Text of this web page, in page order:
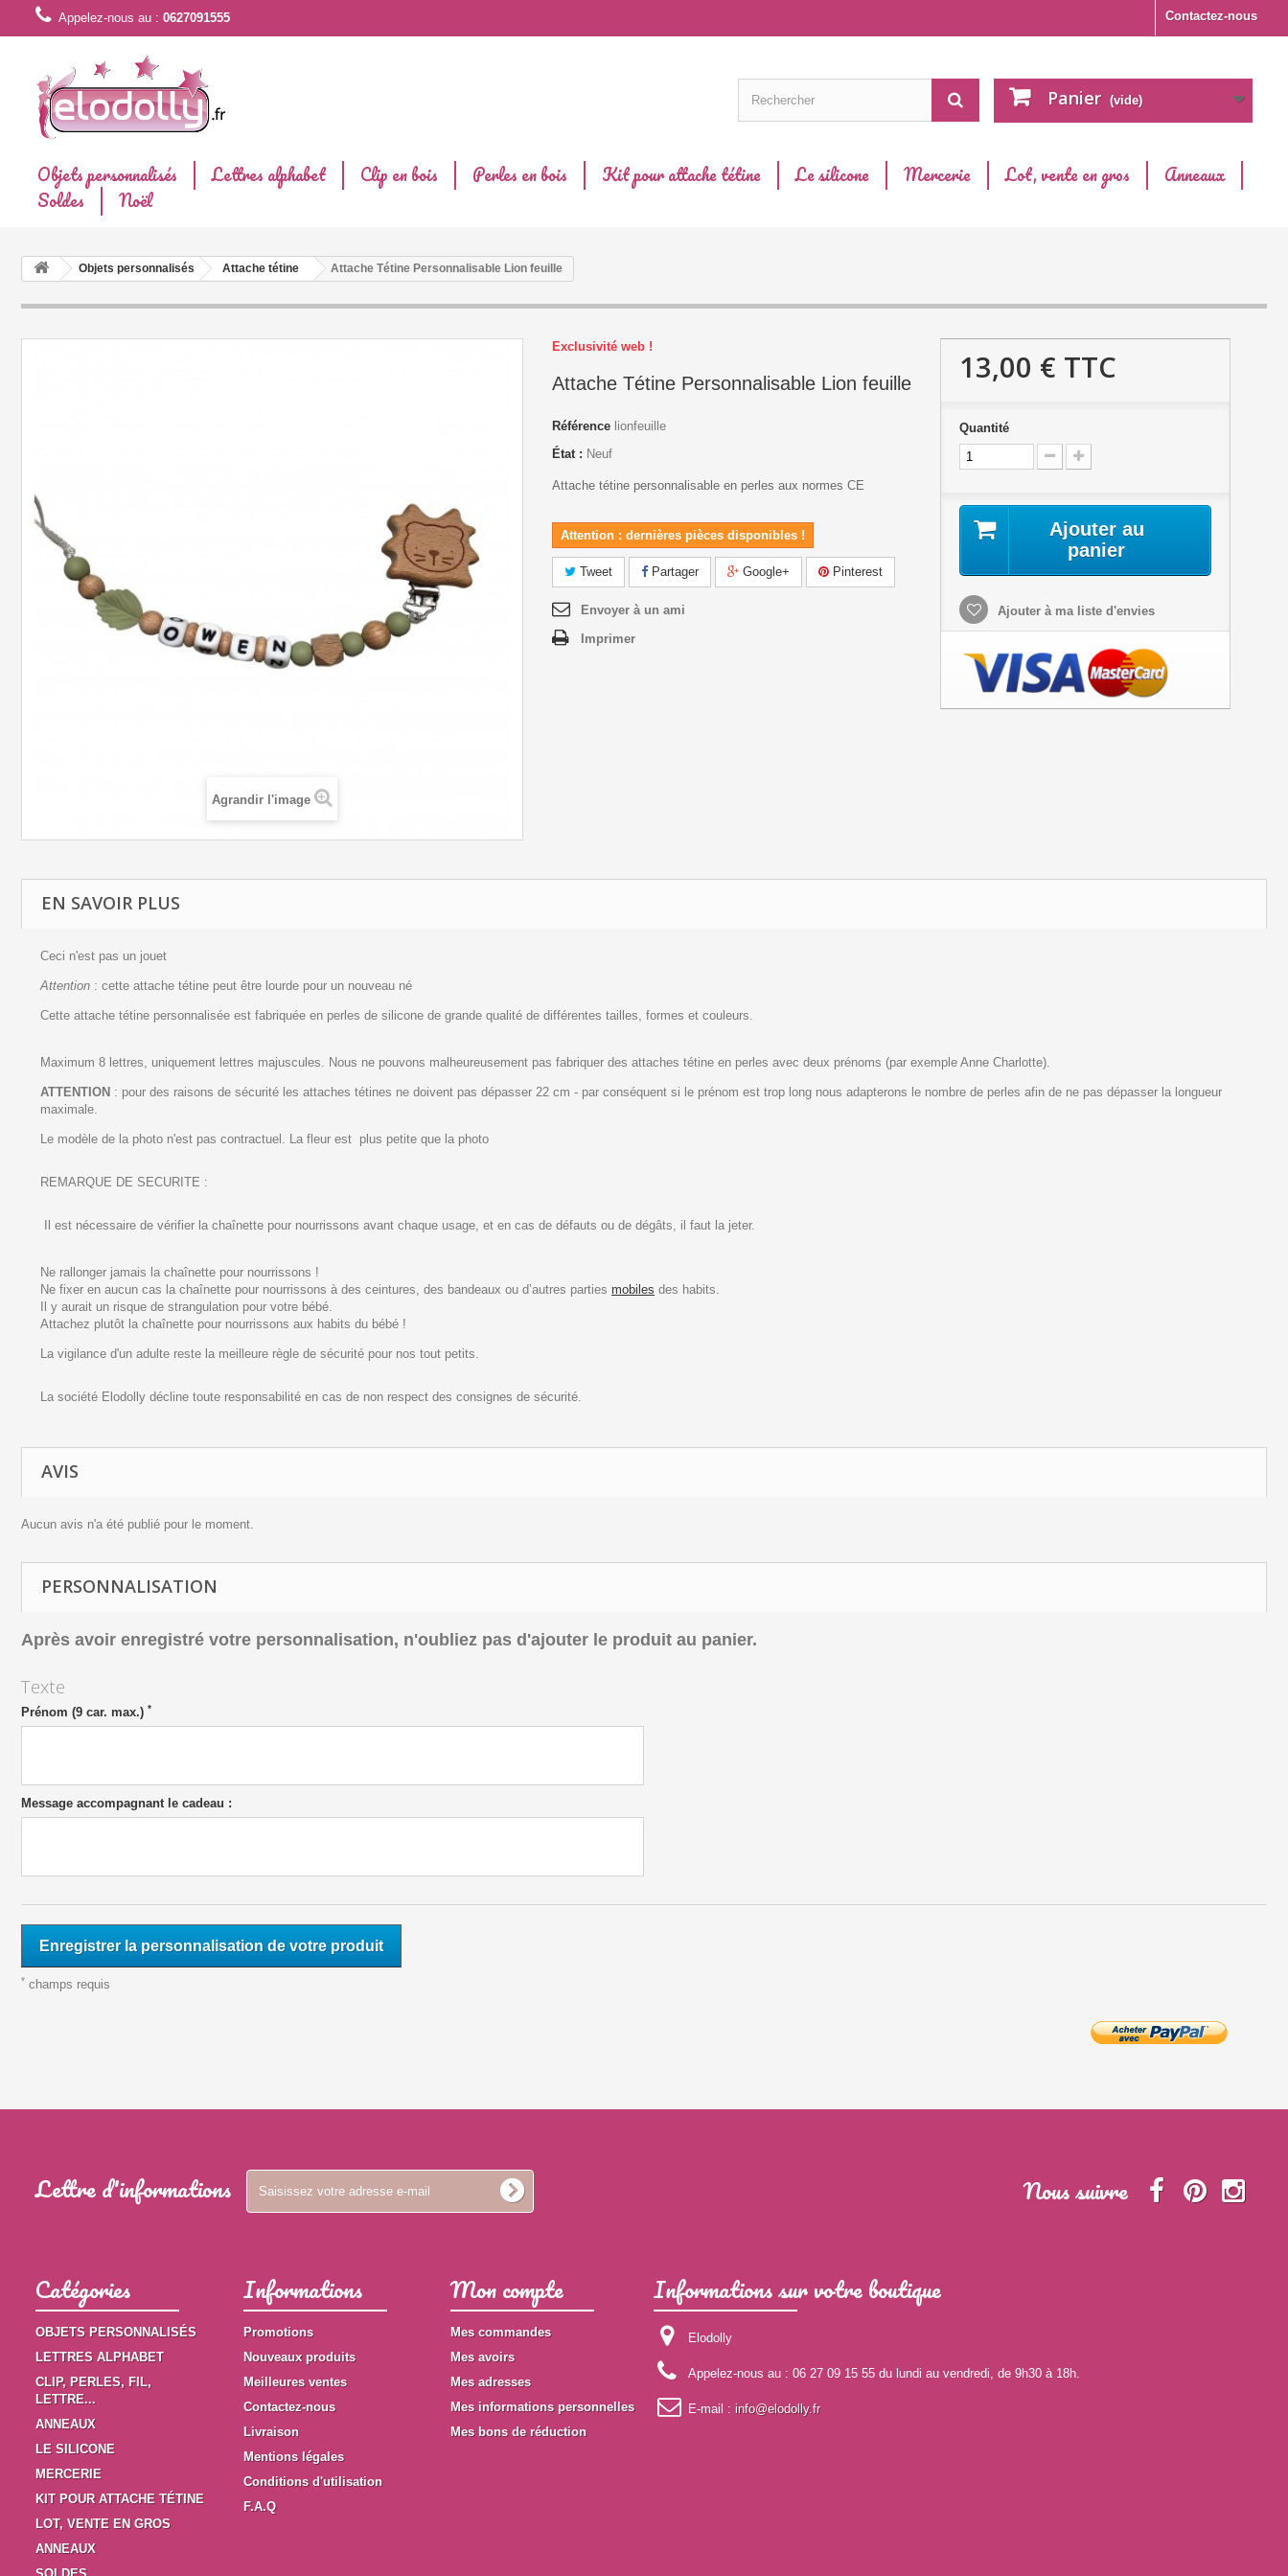
Contactez-nous
Appelez-nous au : 0627091555
Panier (vide)
Objets personnalisés Lettres alphabet Clip en bois Perles en bois Kit pour attache tétine Le silicone Mercerie Lot, vente en gros
Anneaux
Soldes
Noël
Objets personnalisés Attache tétine Attache Tétine Personnalisable Lion feuille
Agrandir l'image
Exclusivité web !
Attache Tétine Personnalisable Lion feuille
Référence lionfeuille
État : Neuf
Attache tétine personnalisable en perles aux normes CE
Attention : dernières pièces disponibles !
Tweet Partager Google+ Pinterest
Envoyer à un ami
Imprimer
13,00 € TTC
Quantité
Ajouter au
panier
Ajouter à ma liste d'envies
EN SAVOIR PLUS
Ceci n'est pas un jouet
Attention : cette attache tétine peut être lourde pour un nouveau né
Cette attache tétine personnalisée est fabriquée en perles de silicone de grande qualité de différentes tailles, formes et couleurs.
Maximum 8 lettres, uniquement lettres majuscules. Nous ne pouvons malheureusement pas fabriquer des attaches tétine en perles avec deux prénoms (par exemple Anne Charlotte).
ATTENTION : pour des raisons de sécurité les attaches tétines ne doivent pas dépasser 22 cm - par conséquent si le prénom est trop long nous adapterons le nombre de perles afin de ne pas dépasser la longueur
maximale.
Le modèle de la photo n'est pas contractuel. La fleur est plus petite que la photo
REMARQUE DE SECURITE :
Il est nécessaire de vérifier la chaînette pour nourrissons avant chaque usage, et en cas de défauts ou de dégâts, il faut la jeter.
Ne rallonger jamais la chaînette pour nourrissons !
Ne fixer en aucun cas la chaînette pour nourrissons à des ceintures, des bandeaux ou d’autres parties mobiles des habits.
Il y aurait un risque de strangulation pour votre bébé.
Attachez plutôt la chaînette pour nourrissons aux habits du bébé !
La vigilance d'un adulte reste la meilleure règle de sécurité pour nos tout petits.
La société Elodolly décline toute responsabilité en cas de non respect des consignes de sécurité.
AVIS
Aucun avis n'a été publié pour le moment.
PERSONNALISATION
Après avoir enregistré votre personnalisation, n'oubliez pas d'ajouter le produit au panier.
Texte
Prénom (9 car. max.) *
Message accompagnant le cadeau :
Enregistrer la personnalisation de votre produit
* champs requis
Lettre d'informations Nous suivre
Catégories
OBJETS PERSONNALISÉS
LETTRES ALPHABET
CLIP, PERLES, FIL,
LETTRE...
ANNEAUX
LE SILICONE
MERCERIE
KIT POUR ATTACHE TÉTINE
LOT, VENTE EN GROS
ANNEAUX
Informations
Promotions
Nouveaux produits
Meilleures ventes
Contactez-nous
Livraison
Mentions légales
Conditions d'utilisation
F.A.Q
Mon compte
Mes commandes
Mes avoirs
Mes adresses
Mes informations personnelles
Mes bons de réduction
Informations sur votre boutique
Elodolly
Appelez-nous au :06 27 09 15 55 du lundi au vendredi, de 9h30 à 18h.
E-mail :info@elodolly.fr